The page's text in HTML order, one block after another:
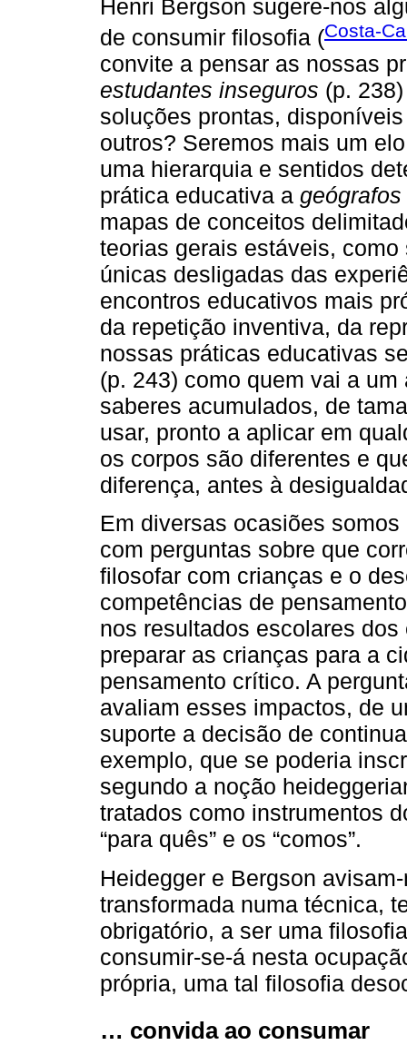
Henri Bergson sugere-nos
de consumir filosofia (Costa-
convite a pensar as nossas
estudantes inseguros (p.
soluções prontas,
outros? Seremos mais um
uma hierarquia e sentidos
prática educativa a
mapas de conceitos
teorias gerais estáveis,
únicas desligadas das
encontros educativos mais
da repetição inventiva, da
nossas práticas educativas
(p. 243) como quem vai a
saberes acumulados, de
usar, pronto a aplicar em
os corpos são diferentes e
diferença, antes à
Em diversas ocasiões
com perguntas sobre que
filosofar com crianças e o
competências de
nos resultados escolares
preparar as crianças para a
pensamento crítico. A
avaliam esses impactos, de
suporte a decisão de
exemplo, que se poderia
segundo a noção
tratados como instrumentos
“para quês” e os “comos”.
Heidegger e Bergson
transformada numa técnica,
obrigatório, a ser uma
consumir-se-á nesta
própria, uma tal filosofia
… convida ao consumar